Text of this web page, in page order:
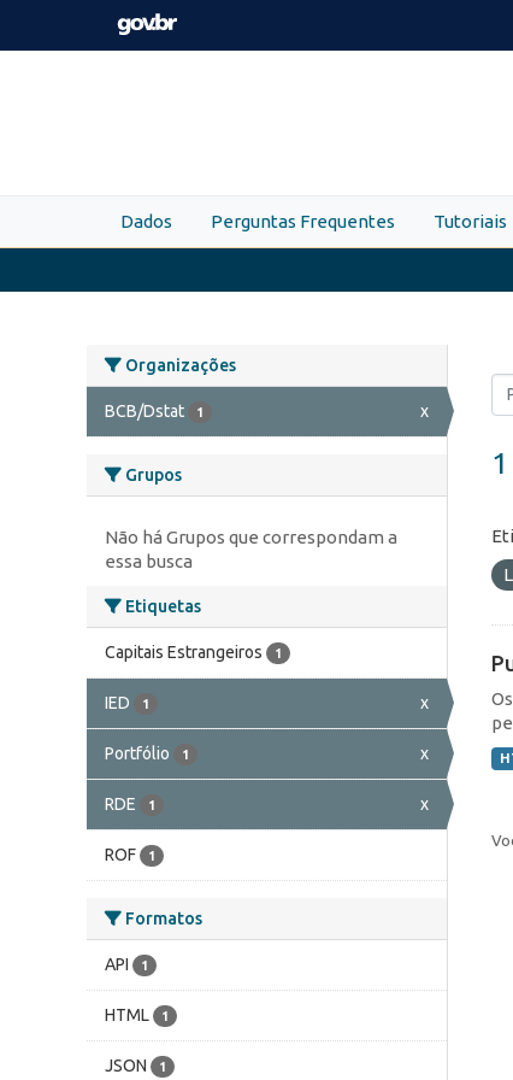
Skip to main content
Dados Perguntas Frequentes Tutoriais
Organizações
BCB/Dstat 1 x
Grupos
Não há Grupos que correspondam a
essa busca
Etiquetas
Capitais Estrangeiros 1
IED 1 x
Portfólio 1 x
RDE 1 x
ROF 1
Formatos
API 1
HTML 1
JSON 1